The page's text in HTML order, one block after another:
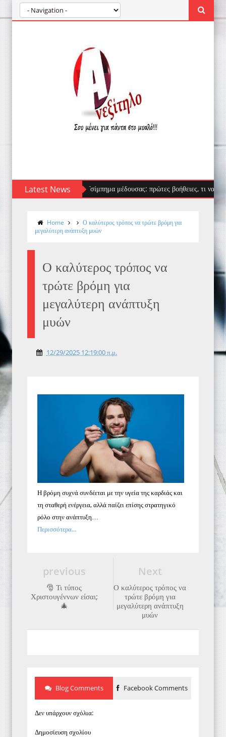
Latest NewsΤσίμπημα μέδουσας: πρώτες βοήθειες, τι να
Home
Ο καλύτερος τρόπος να τρώτε βρόμη για
μεγαλύτερη ανάπτυξη μυών
Ο καλύτερος τρόπος να
τρώτε βρόμη για
μεγαλύτερη ανάπτυξη
μυών
12/29/2025 12:19:00 π.μ.
Η βρόμη συχνά συνδέεται με την υγεία της καρδιάς και
τη σταθερή ενέργεια, αλλά παίζει επίσης στρατηγικό
ρόλο στην ανάπτυξη…
Περισσότερα...
Next
Ο καλύτερος τρόπος να
τρώτε βρόμη για
μεγαλύτερη ανάπτυξη
μυών
previous
🎅 Τι τύπος
Χριστουγέννων είσαι;
🎄
Blog Comments Facebook Comments
Δεν υπάρχουν σχόλια:
Δημοσίευση σχολίου